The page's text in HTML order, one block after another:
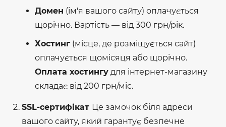
Домен (ім'я вашого сайту) оплачується
щорічно. Вартість — від 300 грн/рік.
Хостинг (місце, де розміщується сайт)
оплачується щомісяця або щорічно.
Оплата хостингу для інтернет-магазину
складає від 200 грн/міс.
SSL-сертифікат Це замочок біля адреси
вашого сайту, який гарантує безпечне